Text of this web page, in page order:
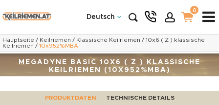
Deutsch
0
Hauptseite / Keilriemen / Klassische Keilriemen / 10x6 ( Z ) klassische
Keilriemen / 10x952%MBA
MEGADYNE BASIC 10X6 ( Z ) KLASSISCHE
KEILRIEMEN (10X952%MBA)
PRODUKTDATEN
TECHNISCHE DETAILS